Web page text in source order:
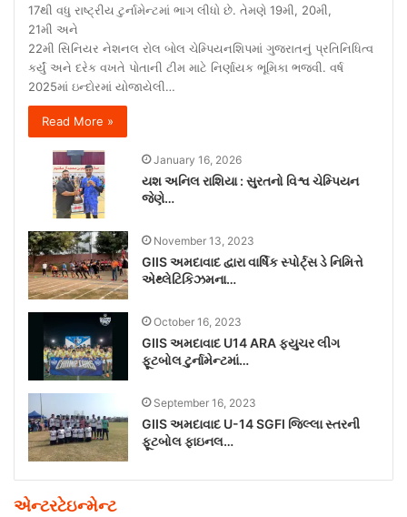
17થી વધુ રાષ્ટ્રીય ટુર્નામેન્ટમાં ભાગ લીધો છે. તેમણે 19મી, 20મી,
21મી અને
22મી સિનિયર નેશનલ રોલ બોલ ચેમ્પિયનશિપમાં ગુજરાતનું પ્રતિનિધિત્વ
કર્યું અને દરેક વખતે પોતાની ટીમ માટે નિર્ણાયક ભૂમિકા ભજવી. વર્ષ
2025માં ઇન્દોરમાં યોજાયેલી…
Read More »
January 16, 2026
યશ અનિલ રાશિયા : સુરતનો વિશ્વ ચેમ્પિયન
જેણે…
November 13, 2023
GIIS અમદાવાદ દ્વારા વાર્ષિક સ્પોર્ટ્સ ડે નિમિત્તે
એથ્લેટિકિઝમના…
October 16, 2023
GIIS અમદાવાદ U14 ARA ફ્યુચર લીગ
ફૂટબોલ ટુર્નામેન્ટમાં…
September 16, 2023
GIIS અમદાવાદ U-14 SGFI જિલ્લા સ્તરની
ફૂટબોલ ફાઇનલ…
એન્ટરટેઇન્મેન્ટ